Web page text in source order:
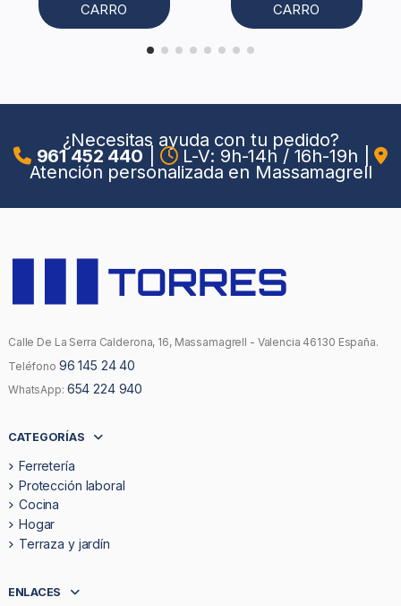
CARRO
CARRO
¿Necesitas ayuda con tu pedido?
961 452 440 L-V: 9h-14h / 16h-19h
Atención personalizada en Massamagrell
Calle De La Serra Calderona, 16, Massamagrell - Valencia 46130 España.
Teléfono 96 145 24 40
WhatsApp: 654 224 940
CATEGORÍAS
Ferretería
Protección laboral
Cocina
Hogar
Terraza y jardín
ENLACES